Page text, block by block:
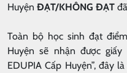
Huyện ĐẠT/KHÔNG ĐẠT
Toàn bộ học sinh đạt
Huyện sẽ nhận được
EDUPIA Cấp Huyện”, đây